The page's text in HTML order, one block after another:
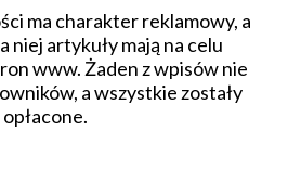
ma charakter reklamowy, a
niej artykuły mają na celu
www. Żaden z wpisów nie
a wszystkie zostały
opłacone.